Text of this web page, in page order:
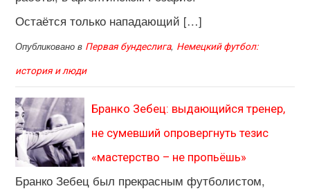
Остаётся только нападающий […]
Опубликовано в Первая бундеслига, Немецкий футбол:
история и люди
Бранко Зебец: выдающийся тренер,
не сумевший опровергнуть тезис
«мастерство – не пропьёшь»
Бранко Зебец был прекрасным футболистом,